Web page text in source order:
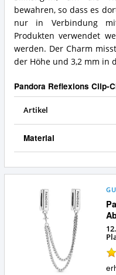
Was
bietet
dieser
Pandora
Reflexions
Clip-
bewahren, so dass es
nur in Verbindung
Produkten verwendet
werden. Der Charm
der Höhe und 3,2 mm in
Pandora Reflexions Clip-
Artikel
Material
Pandora
Reflexions
Clip-
Charm?
12.